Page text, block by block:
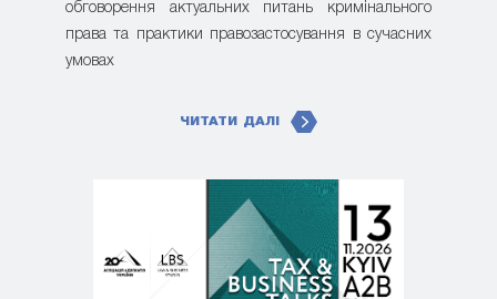
обговорення актуальних питань кримінального
права та практики правозастосування в сучасних
умовах
ЧИТАТИ ДАЛІ